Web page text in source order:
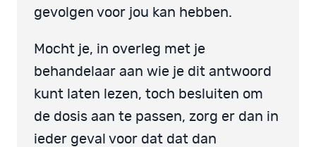
gevolgen voor jou kan hebben.
Mocht je, in overleg met je
behandelaar aan wie je dit antwoord
kunt laten lezen, toch besluiten om
de dosis aan te passen, zorg er dan in
ieder geval voor dat dat dan